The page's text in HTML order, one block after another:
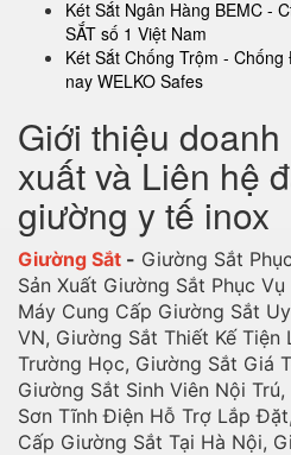
Két Sắt Ngân Hàng BEMC -
SẮT số 1 Việt Nam
Két Sắt Chống Trộm -
nay WELKO Safes
Giới thiệu
xuất và Liên hệ
giường y tế inox
Giường Sắt - Giường Sắt
Sản Xuất Giường Sắt Phục
Máy Cung Cấp Giường Sắt
VN, Giường Sắt Thiết Kế Tiện
Trường Học, Giường Sắt Giá
Giường Sắt Sinh Viên Nội
Sơn Tĩnh Điện Hỗ Trợ Lắp
Cấp Giường Sắt Tại Hà Nội,